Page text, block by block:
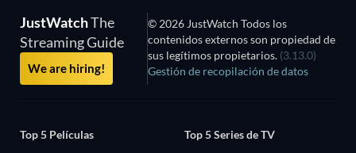
JustWatchThe
Streaming Guide
We are hiring!
© 2026 JustWatch Todos los
contenidos externos son propiedad de
sus legítimos propietarios. (3.13.0)
Gestión de recopilación de datos
Top 5 Películas
Top 5 Series de TV